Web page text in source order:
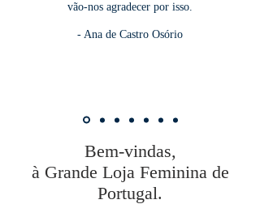
vão-nos agradecer por isso.
- Ana de Castro Osório
Bem-vindas,
à Grande Loja Feminina de
Portugal.